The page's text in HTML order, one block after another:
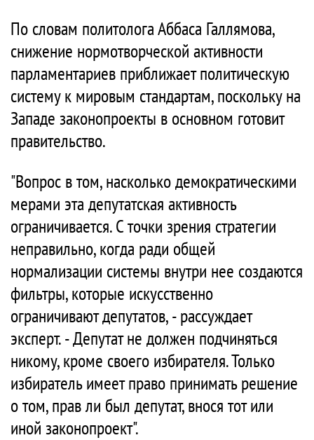
По словам политолога Аббаса Галлямова,
снижение нормотворческой активности
парламентариев приближает политическую
систему к мировым стандартам, поскольку на
Западе законопроекты в основном готовит
правительство.
"Вопрос в том, насколько демократическими
мерами эта депутатская активность
ограничивается. С точки зрения стратегии
неправильно, когда ради общей
нормализации системы внутри нее создаются
фильтры, которые искусственно
ограничивают депутатов, - рассуждает
эксперт. - Депутат не должен подчиняться
никому, кроме своего избирателя. Только
избиратель имеет право принимать решение
о том, прав ли был депутат, внося тот или
иной законопроект".